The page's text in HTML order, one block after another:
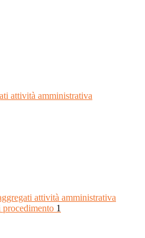
attività amministrativa
attività amministrativa
1